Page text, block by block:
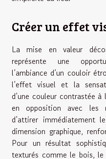
Créer un effet
La mise en valeur
représente une
l’ambiance d’un couloir
l’effet visuel et la
d’une couleur contrastée
en opposition avec les
d’attirer immédiatement
dimension graphique,
Pour un résultat
texturés comme le bois,